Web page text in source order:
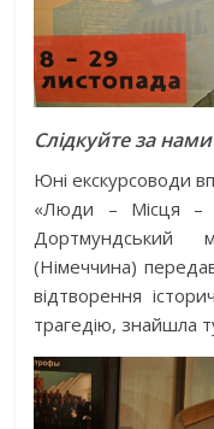
Слідкуйте за
Юні екскурсоводи
«Люди – Місця –
Дортмундський
(Німеччина)
відтворення
трагедію, знайшла